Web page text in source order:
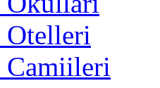
Otelleri
Camiileri